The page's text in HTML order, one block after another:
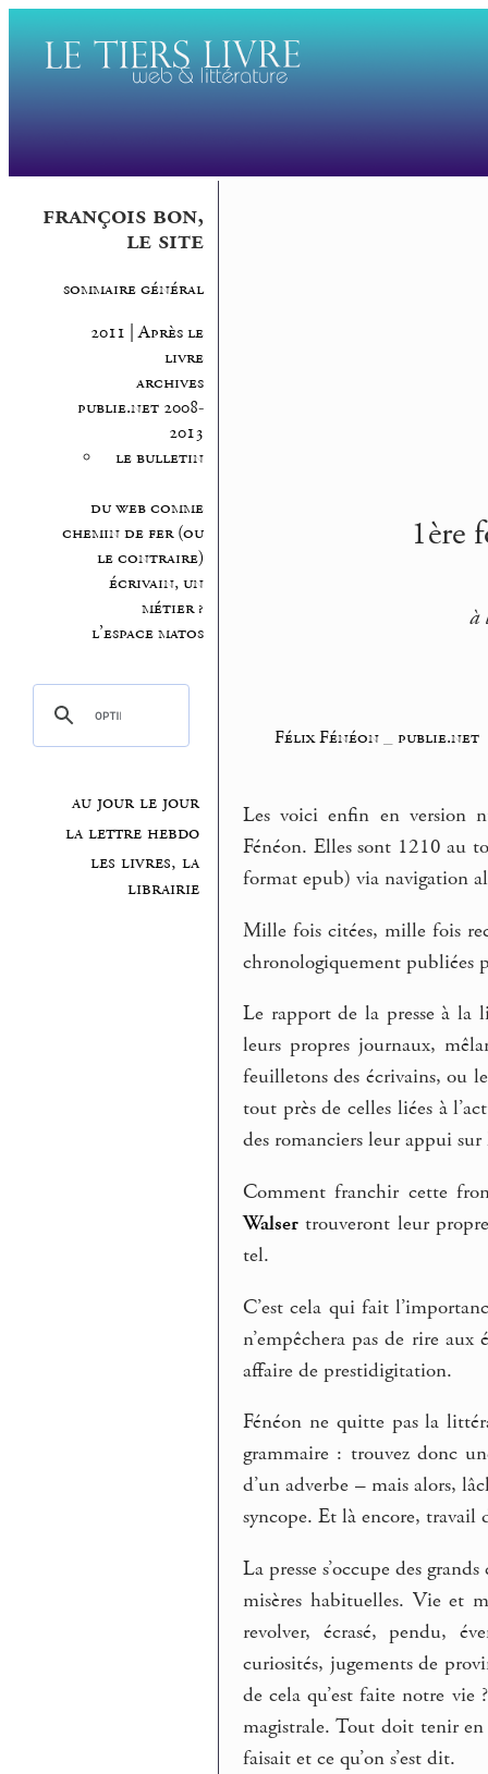
françois bon,
le site
sommaire général
2011 | Après le
livre
archives
publie.net 2008-
2013
le bulletin
du web comme
chemin de fer (ou
le contraire)
écrivain, un
métier ?
l’espace matos
au jour le jour
la lettre hebdo
les livres, la
librairie
1ère
à
Félix Fénéon_ publie.net
Les voici enfin en version
Fénéon. Elles sont 1210 au
format epub) via navigation
Mille fois citées, mille fois
chronologiquement publiées
Le rapport de la presse à la
leurs propres journaux,
feuilletons des écrivains, ou
tout près de celles liées à
des romanciers leur appui sur
Comment franchir cette
Walser trouveront leur
tel.
C’est cela qui fait
n’empêchera pas de rire
affaire de prestidigitation.
Fénéon ne quitte pas la
grammaire : trouvez donc
d’un adverbe – mais alors,
syncope. Et là encore, travail
La presse s’occupe des
misères habituelles. Vie et
revolver, écrasé, pendu,
curiosités, jugements de
de cela qu’est faite notre
magistrale. Tout doit tenir en
faisait et ce qu’on s’est dit.